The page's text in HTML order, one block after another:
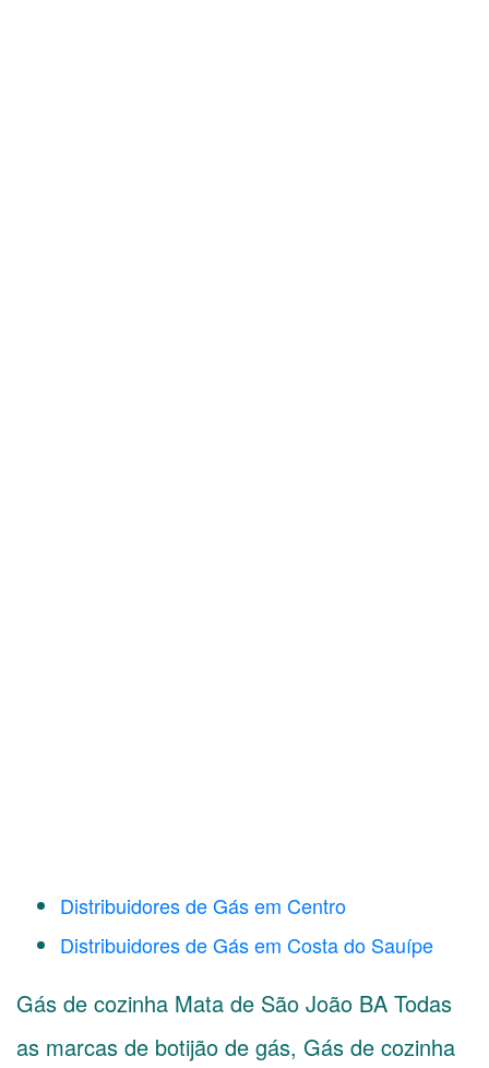
Distribuidores de Gás em Centro
Distribuidores de Gás em Costa do Sauípe
Gás de cozinha Mata de São João BA Todas
as marcas de botijão de gás, Gás de cozinha